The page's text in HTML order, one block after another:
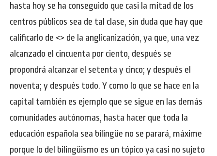
hasta hoy se ha conseguido que casi la mitad de los
centros públicos sea de tal clase, sin duda que hay que
calificarlo de <> de la anglicanización, ya que, una vez
alcanzado el cincuenta por ciento, después se
propondrá alcanzar el setenta y cinco; y después el
noventa; y después todo. Y como lo que se hace en la
capital también es ejemplo que se sigue en las demás
comunidades autónomas, hasta hacer que toda la
educación española sea bilingüe no se parará, máxime
porque lo del bilingüismo es un tópico ya casi no sujeto